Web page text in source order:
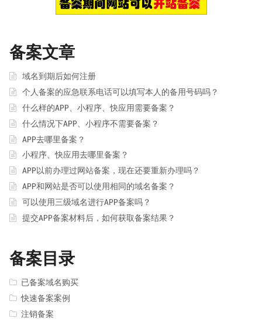
备案文章
域名到期后如何注册
个人备案的应急联系电话可以填写本人的备用号码吗？
什么样的APP、小程序、快应用需要备案？
什么情况下APP、小程序不需要备案？
APP去哪里备案？
小程序、快应用去哪里备案？
APP以前办理过网站备案，现在还要重新办理吗？
APP和网站是否可以使用相同的域名备案？
可以使用三级域名进行APP备案吗？
提交APP备案材料后，如何获取备案结果？
备案目录
已备案域名购买
快速备案案例
注销备案